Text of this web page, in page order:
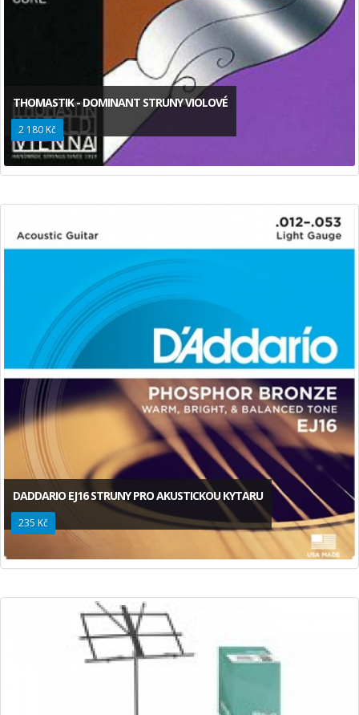
THOMASTIK - DOMINANT STRUNY VIOLOVÉ
2 180 Kč
DADDARIO EJ16 STRUNY PRO AKUSTICKOU KYTARU
235 Kč